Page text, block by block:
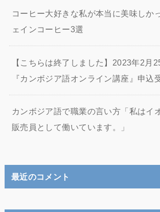
コーヒー大好きな私が本当に美味しか
ェインコーヒー3選
【こちらは終了しました】2023年2月
『カンボジア語オンライン講座』申込
カンボジア語で職業の言い方「私はイ
販売員として働いています。」
最近のコメント